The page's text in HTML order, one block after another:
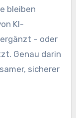
bleiben
KI-
– oder
Genau darin
sicherer